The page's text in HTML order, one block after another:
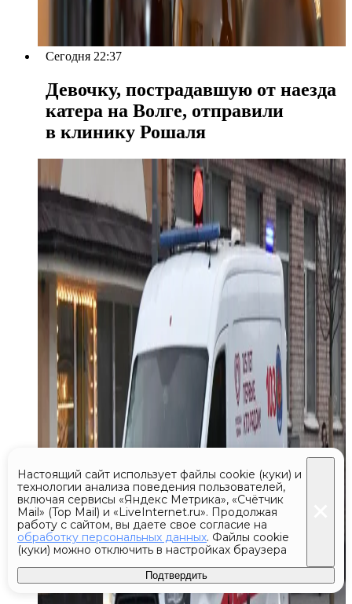
Сегодня 22:37
Девочку, пострадавшую от наезда
катера на Волге, отправили
в клинику Рошаля
Настоящий сайт использует файлы cookie (куки) и
технологии анализа поведения пользователей,
включая сервисы «Яндекс Метрика», «Счётчик
Mail» (Top Mail) и «LiveInternet.ru». Продолжая
работу с сайтом, вы даете свое согласие на
обработку персональных данных. Файлы cookie
(куки) можно отключить в настройках браузера
Подтвердить